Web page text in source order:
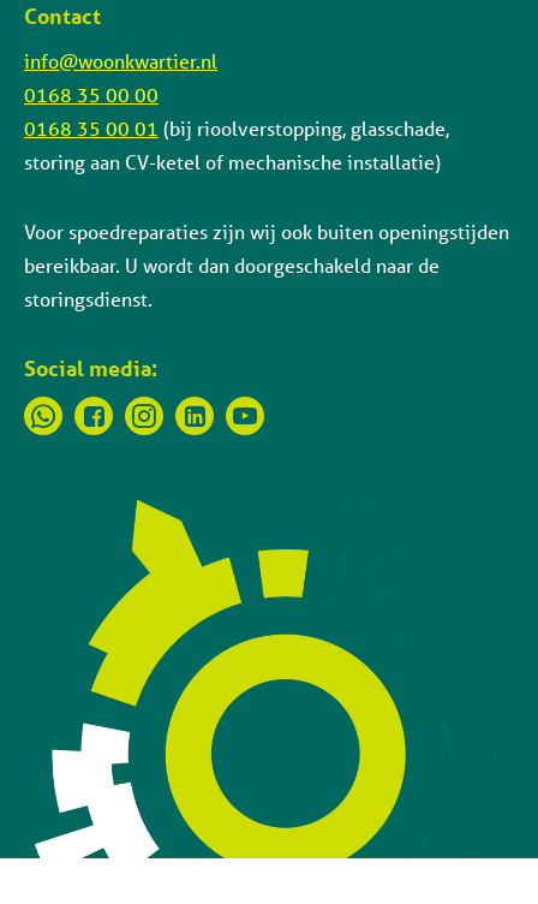
Contact
info@woonkwartier.nl
0168 35 00 00
0168 35 00 01 (bij rioolverstopping, glasschade,
storing aan CV-ketel of mechanische installatie)
Voor spoedreparaties zijn wij ook buiten openingstijden
bereikbaar. U wordt dan doorgeschakeld naar de
storingsdienst.
Social media: